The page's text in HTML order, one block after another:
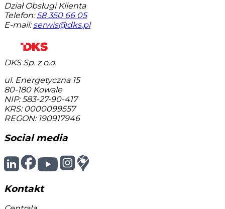
Dział Obsługi Klienta
Telefon: 58 350 66 05
E-mail: serwis@dks.pl
DKS Sp. z o.o.
ul. Energetyczna 15
80-180 Kowale
NIP: 583-27-90-417
KRS: 0000099557
REGON: 190917946
Social media
Kontakt